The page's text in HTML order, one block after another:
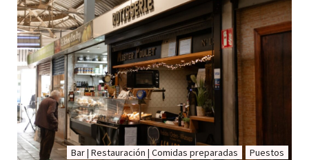
Bar | Restauración | Comidas preparadas Puestos